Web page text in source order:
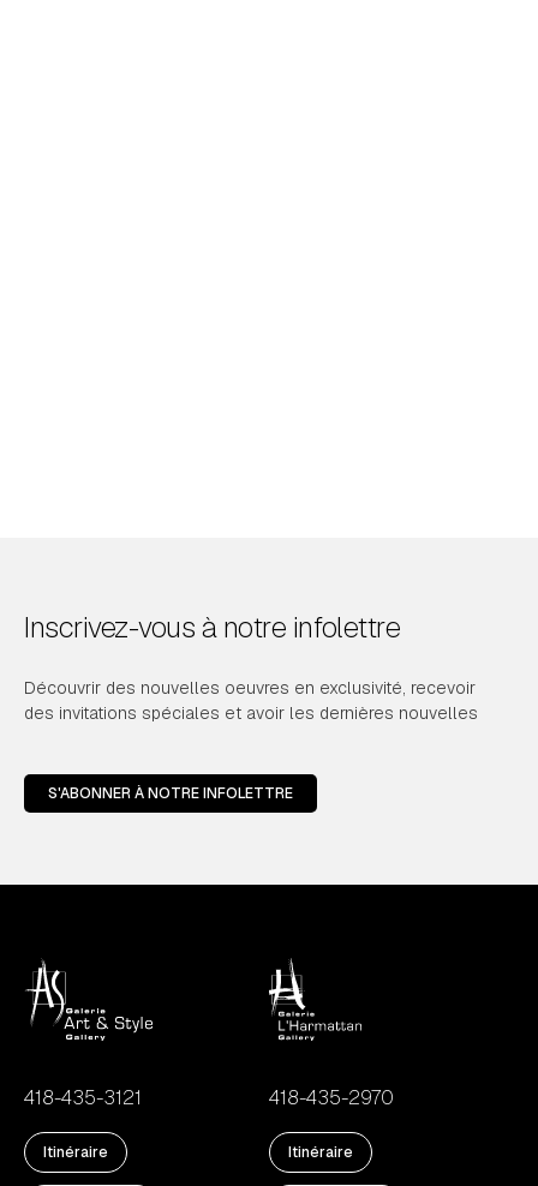
Inscrivez-vous à notre infolettre
Découvrir des nouvelles oeuvres en exclusivité, recevoir
des invitations spéciales et avoir les dernières nouvelles
S'ABONNER À NOTRE INFOLETTRE
418-435-3121
Itinéraire
418-435-2970
Itinéraire